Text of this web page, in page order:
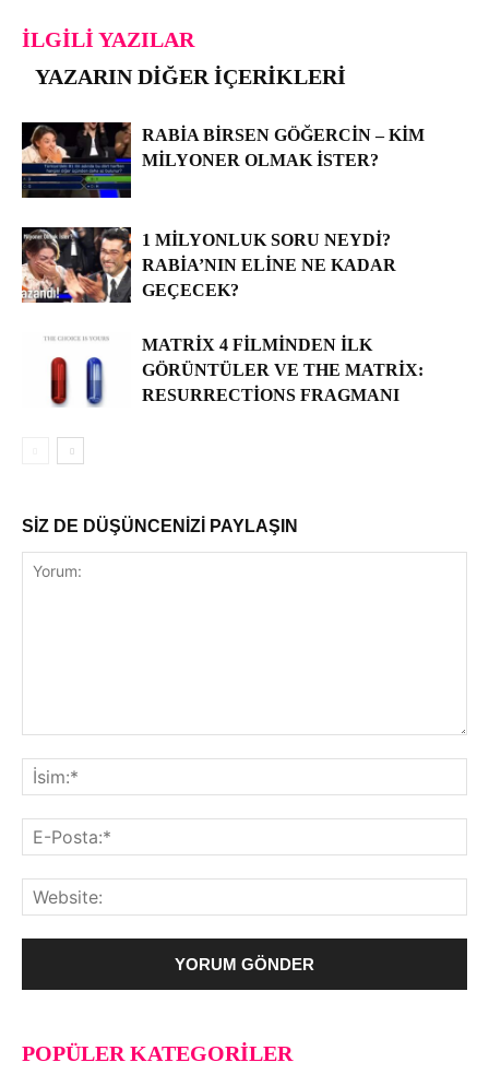
İLGILI YAZILAR
YAZARIN DIĞER İÇERIKLERI
RABIA BIRSEN GÖĞERCIN – KIM
MILYONER OLMAK İSTER?
1 MILYONLUK SORU NEYDI?
RABIA’NIN ELINE NE KADAR
GEÇECEK?
MATRIX 4 FILMINDEN İLK
GÖRÜNTÜLER VE THE MATRIX:
RESURRECTIONS FRAGMANI
SİZ DE DÜŞÜNCENİZİ PAYLAŞIN
POPÜLER KATEGORILER